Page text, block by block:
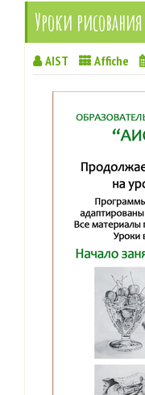
Уроки
AIST Affiche